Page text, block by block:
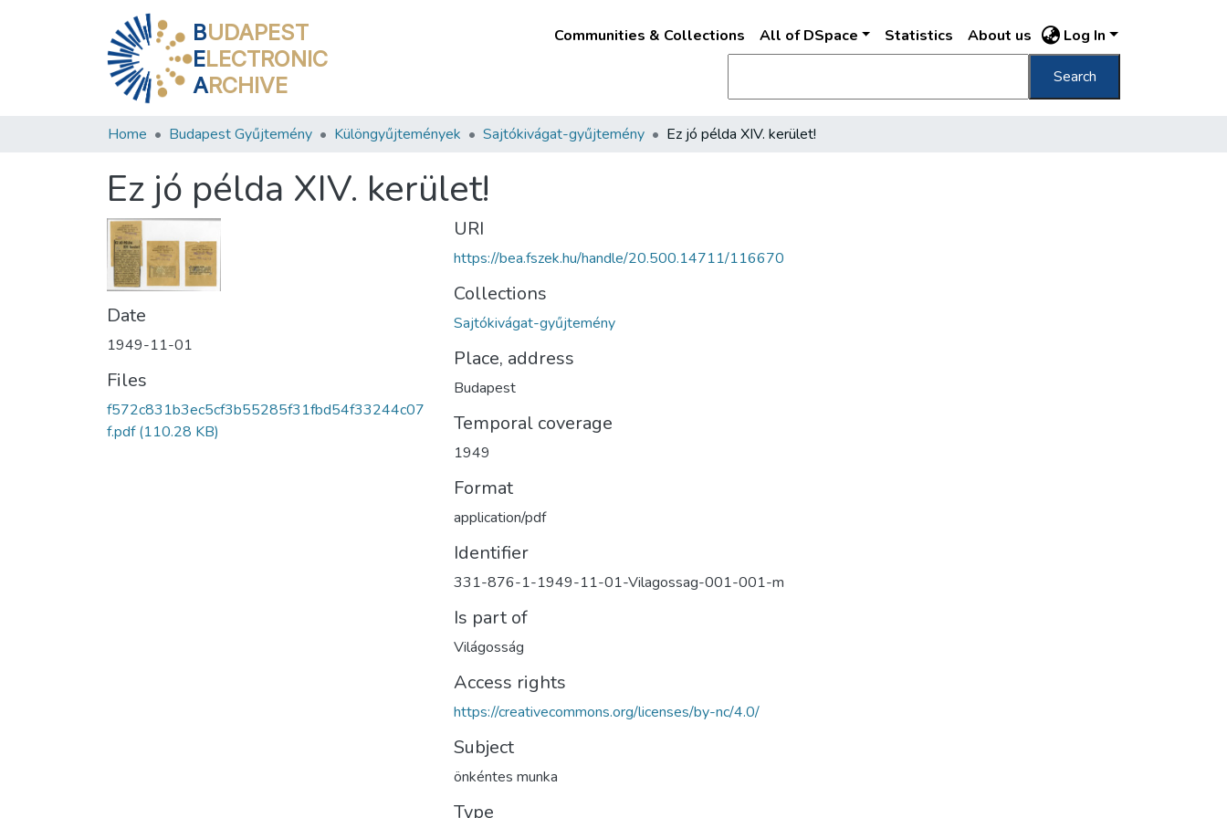
BUDAPEST
ELECTRONIC
ARCHIVE
Communities & Collections All of DSpace Statistics About us Log In
Search
Home Budapest Gyűjtemény Különgyűjtemények Sajtókivágat-gyűjtemény Ez jó példa XIV. kerület!
Ez jó példa XIV. kerület!
Date
1949-11-01
Files
f572c831b3ec5cf3b55285f31fbd54f33244c07
f.pdf(110.28 KB)
URI
https://bea.fszek.hu/handle/20.500.14711/116670
Collections
Sajtókivágat-gyűjtemény
Place, address
Budapest
Temporal coverage
1949
Format
application/pdf
Identifier
331-876-1-1949-11-01-Vilagossag-001-001-m
Is part of
Világosság
Access rights
https://creativecommons.org/licenses/by-nc/4.0/
Subject
önkéntes munka
Type